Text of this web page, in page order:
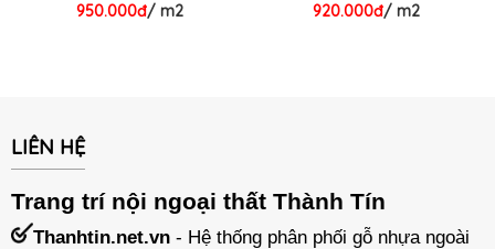
950.000đ/ m2 920.000đ/ m2
LIÊN HỆ
Trang trí nội ngoại thất Thành Tín
Thanhtin.net.vn - Hệ thống phân phối gỗ nhựa ngoài